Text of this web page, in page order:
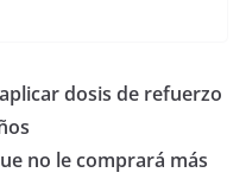
dosis de refuerzo
no le comprará más